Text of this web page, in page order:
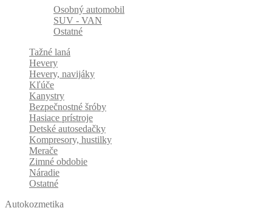
Osobný automobil
SUV - VAN
Ostatné
Tažné laná
Hevery
Hevery, navijáky
Kľúče
Kanystry
Bezpečnostné šróby
Hasiace prístroje
Detské autosedačky
Kompresory, hustilky
Merače
Zimné obdobie
Náradie
Ostatné
Autokozmetika